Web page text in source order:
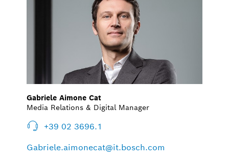
Gabriele Aimone Cat
Media Relations & Digital Manager
+39 02 3696.1
Gabriele.aimonecat@it.bosch.com